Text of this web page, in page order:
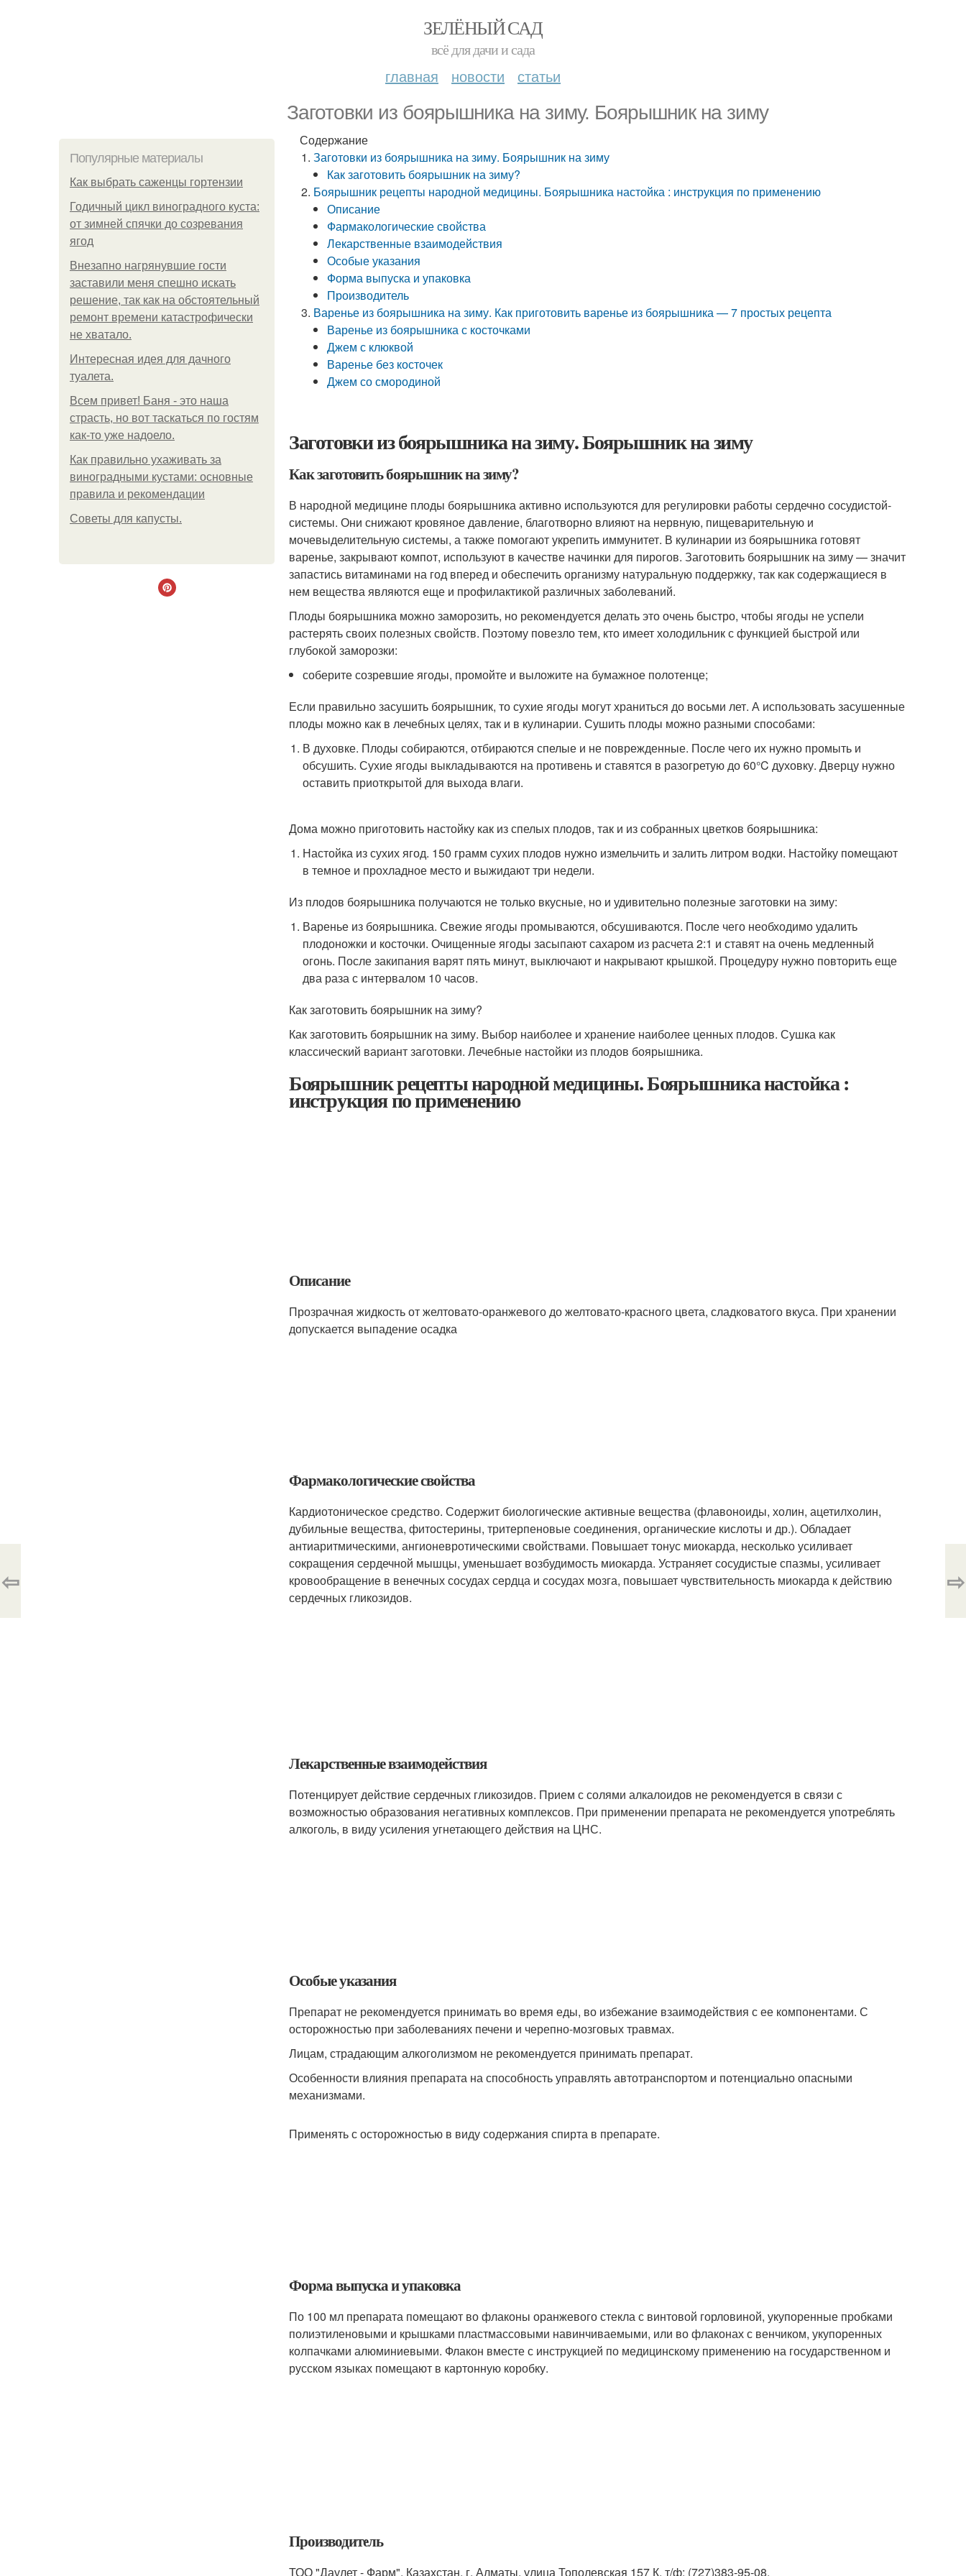
ЗЕЛЁНЫЙ САД
всё для дачи и сада
главная новости статьи
Заготовки из боярышника на зиму. Боярышник на зиму
Популярные материалы
Как выбрать саженцы гортензии
Годичный цикл виноградного куста:
от зимней спячки до созревания
ягод
Внезапно нагрянувшие гости
заставили меня спешно искать
решение, так как на обстоятельный
ремонт времени катастрофически
не хватало.
Интересная идея для дачного
туалета.
Всем привет! Баня - это наша
страсть, но вот таскаться по гостям
как-то уже надоело.
Как правильно ухаживать за
виноградными кустами: основные
правила и рекомендации
Советы для капусты.
Содержание
Заготовки из боярышника на зиму. Боярышник на зиму
Как заготовить боярышник на зиму?
Боярышник рецепты народной медицины. Боярышника настойка : инструкция по применению
Описание
Фармакологические свойства
Лекарственные взаимодействия
Особые указания
Форма выпуска и упаковка
Производитель
Варенье из боярышника на зиму. Как приготовить варенье из боярышника — 7 простых рецепта
Варенье из боярышника с косточками
Джем с клюквой
Варенье без косточек
Джем со смородиной
Заготовки из боярышника на зиму. Боярышник на зиму
Как заготовить боярышник на зиму?
В народной медицине плоды боярышника активно используются для регулировки работы сердечно сосудистой-
системы. Они снижают кровяное давление, благотворно влияют на нервную, пищеварительную и
мочевыделительную системы, а также помогают укрепить иммунитет. В кулинарии из боярышника готовят
варенье, закрывают компот, используют в качестве начинки для пирогов. Заготовить боярышник на зиму — значит
запастись витаминами на год вперед и обеспечить организму натуральную поддержку, так как содержащиеся в
нем вещества являются еще и профилактикой различных заболеваний.
Плоды боярышника можно заморозить, но рекомендуется делать это очень быстро, чтобы ягоды не успели
растерять своих полезных свойств. Поэтому повезло тем, кто имеет холодильник с функцией быстрой или
глубокой заморозки:
соберите созревшие ягоды, промойте и выложите на бумажное полотенце;
Если правильно засушить боярышник, то сухие ягоды могут храниться до восьми лет. А использовать засушенные
плоды можно как в лечебных целях, так и в кулинарии. Сушить плоды можно разными способами:
В духовке. Плоды собираются, отбираются спелые и не поврежденные. После чего их нужно промыть и
обсушить. Сухие ягоды выкладываются на противень и ставятся в разогретую до 60°C духовку. Дверцу нужно
оставить приоткрытой для выхода влаги.
Дома можно приготовить настойку как из спелых плодов, так и из собранных цветков боярышника:
Настойка из сухих ягод. 150 грамм сухих плодов нужно измельчить и залить литром водки. Настойку помещают
в темное и прохладное место и выжидают три недели.
Из плодов боярышника получаются не только вкусные, но и удивительно полезные заготовки на зиму:
Варенье из боярышника. Свежие ягоды промываются, обсушиваются. После чего необходимо удалить
плодоножки и косточки. Очищенные ягоды засыпают сахаром из расчета 2:1 и ставят на очень медленный
огонь. После закипания варят пять минут, выключают и накрывают крышкой. Процедуру нужно повторить еще
два раза с интервалом 10 часов.
Как заготовить боярышник на зиму?
Как заготовить боярышник на зиму. Выбор наиболее и хранение наиболее ценных плодов. Сушка как
классический вариант заготовки. Лечебные настойки из плодов боярышника.
Боярышник рецепты народной медицины. Боярышника настойка :
инструкция по применению
Описание
Прозрачная жидкость от желтовато-оранжевого до желтовато-красного цвета, сладковатого вкуса. При хранении
допускается выпадение осадка
Фармакологические свойства
Кардиотоническое средство. Содержит биологические активные вещества (флавоноиды, холин, ацетилхолин,
дубильные вещества, фитостерины, тритерпеновые соединения, органические кислоты и др.). Обладает
антиаритмическими, ангионевротическими свойствами. Повышает тонус миокарда, несколько усиливает
сокращения сердечной мышцы, уменьшает возбудимость миокарда. Устраняет сосудистые спазмы, усиливает
кровообращение в венечных сосудах сердца и сосудах мозга, повышает чувствительность миокарда к действию
сердечных гликозидов.
Лекарственные взаимодействия
Потенцирует действие сердечных гликозидов. Прием с солями алкалоидов не рекомендуется в связи с
возможностью образования негативных комплексов. При применении препарата не рекомендуется употреблять
алкоголь, в виду усиления угнетающего действия на ЦНС.
Особые указания
Препарат не рекомендуется принимать во время еды, во избежание взаимодействия с ее компонентами. С
осторожностью при заболеваниях печени и черепно-мозговых травмах.
Лицам, страдающим алкоголизмом не рекомендуется принимать препарат.
Особенности влияния препарата на способность управлять автотранспортом и потенциально опасными
механизмами.
Применять с осторожностью в виду содержания спирта в препарате.
Форма выпуска и упаковка
По 100 мл препарата помещают во флаконы оранжевого стекла с винтовой горловиной, укупоренные пробками
полиэтиленовыми и крышками пластмассовыми навинчиваемыми, или во флаконах с венчиком, укупоренных
колпачками алюминиевыми. Флакон вместе с инструкцией по медицинскому применению на государственном и
русском языках помещают в картонную коробку.
Производитель
ТОО "Даулет - Фарм", Казахстан, г. Алматы, улица Тополевская 157 К, т/ф: (727)383-95-08.
⇦ ⇨